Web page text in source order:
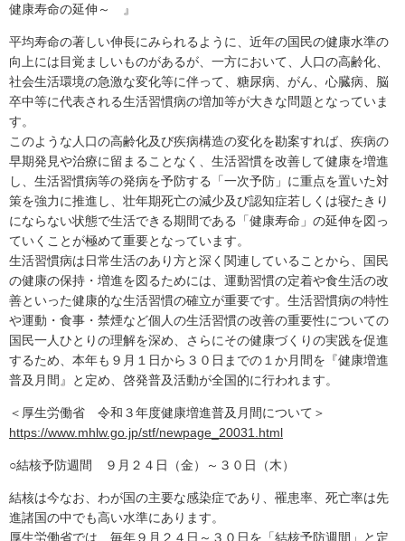
健康寿命の延伸～ 』
平均寿命の著しい伸長にみられるように、近年の国民の健康水準の
向上には目覚ましいものがあるが、一方において、人口の高齢化、
社会生活環境の急激な変化等に伴って、糖尿病、がん、心臓病、脳
卒中等に代表される生活習慣病の増加等が大きな問題となっていま
す。
このような人口の高齢化及び疾病構造の変化を勘案すれば、疾病の
早期発見や治療に留まることなく、生活習慣を改善して健康を増進
し、生活習慣病等の発病を予防する「一次予防」に重点を置いた対
策を強力に推進し、壮年期死亡の減少及び認知症若しくは寝たきり
にならない状態で生活できる期間である「健康寿命」の延伸を図っ
ていくことが極めて重要となっています。
生活習慣病は日常生活のあり方と深く関連していることから、国民
の健康の保持・増進を図るためには、運動習慣の定着や食生活の改
善といった健康的な生活習慣の確立が重要です。生活習慣病の特性
や運動・食事・禁煙など個人の生活習慣の改善の重要性についての
国民一人ひとりの理解を深め、さらにその健康づくりの実践を促進
するため、本年も９月１日から３０日までの１か月間を『健康増進
普及月間』と定め、啓発普及活動が全国的に行われます。
＜厚生労働省 令和３年度健康増進普及月間について＞
https://www.mhlw.go.jp/stf/newpage_20031.html
○結核予防週間 ９月２４日（金）～３０日（木）
結核は今なお、わが国の主要な感染症であり、罹患率、死亡率は先
進諸国の中でも高い水準にあります。
厚生労働省では、毎年９月２４日～３０日を「結核予防週間」と定